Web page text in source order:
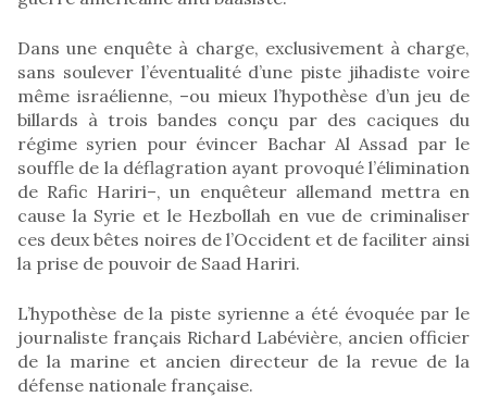
Dans une enquête à charge, exclusivement à charge,
sans soulever l’éventualité d’une piste jihadiste voire
même israélienne, –ou mieux l’hypothèse d’un jeu de
billards à trois bandes conçu par des caciques du
régime syrien pour évincer Bachar Al Assad par le
souffle de la déflagration ayant provoqué l’élimination
de Rafic Hariri–, un enquêteur allemand mettra en
cause la Syrie et le Hezbollah en vue de criminaliser
ces deux bêtes noires de l’Occident et de faciliter ainsi
la prise de pouvoir de Saad Hariri.
L’hypothèse de la piste syrienne a été évoquée par le
journaliste français Richard Labévière, ancien officier
de la marine et ancien directeur de la revue de la
défense nationale française.